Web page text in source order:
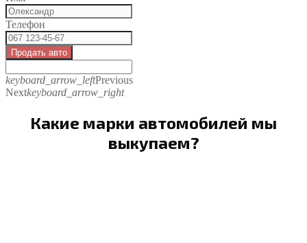
Телефон
Продать авто
keyboard_arrow_leftPrevious
Nextkeyboard_arrow_right
Какие марки автомобилей мы
выкупаем?